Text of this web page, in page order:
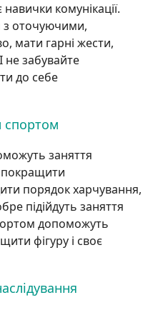
комунікації.
з оточуючими,
мати гарні жести,
не забувайте
до себе
спортом
заняття
порядок харчування,
підійдуть заняття
допоможуть
фігуру і своє